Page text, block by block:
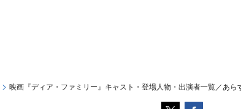
映画『ディア・ファミリー』キャスト・登場人物・出演者一覧／あら